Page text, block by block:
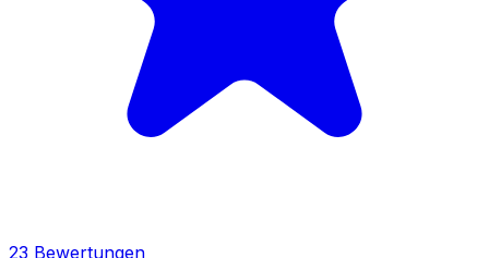
23 Bewertungen